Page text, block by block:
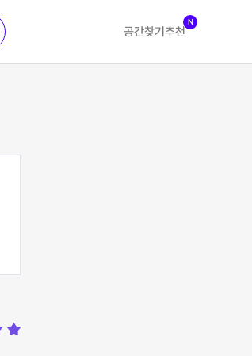
공간찾기 추천
N